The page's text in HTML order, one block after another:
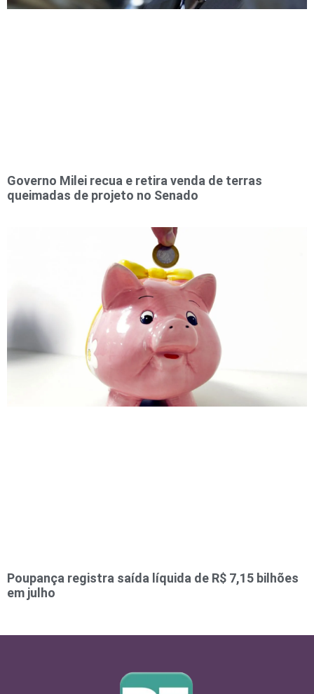
Governo Milei recua e retira venda de terras
queimadas de projeto no Senado
Poupança registra saída líquida de R$ 7,15 bilhões
em julho